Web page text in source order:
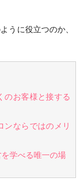
うに役立つのか、
のお客様と接する
ンならではのメリ
学べる唯一の場